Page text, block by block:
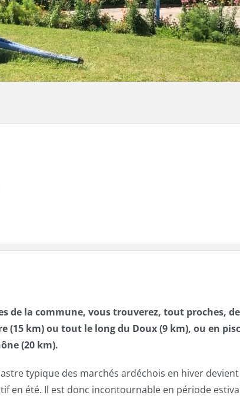
de la commune, vous trouverez, tout proches,
(15 km) ou tout le long du Doux (9 km), ou en
(20 km).
typique des marchés ardéchois en hiver
en été. Il est donc incontournable en période